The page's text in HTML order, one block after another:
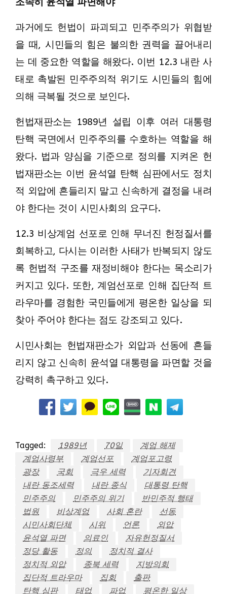
과거에도 헌법이 파괴되고 민주주의가 위협받
을 때, 시민들의 힘은 불의한 권력을 끌어내리
는 데 중요한 역할을 해왔다. 이번 12.3 내란 사
태로 촉발된 민주주의적 위기도 시민들의 힘에
의해 극복될 것으로 보인다.
헌법재판소는 1989년 설립 이후 여러 대통령
탄핵 국면에서 민주주의를 수호하는 역할을 해
왔다. 법과 양심을 기준으로 정의를 지켜온 헌
법재판소는 이번 윤석열 탄핵 심판에서도 정치
적 외압에 흔들리지 말고 신속하게 결정을 내려
야 한다는 것이 시민사회의 요구다.
12.3 비상계엄 선포로 인해 무너진 헌정질서를
회복하고, 다시는 이러한 사태가 반복되지 않도
록 헌법적 구조를 재정비해야 한다는 목소리가
커지고 있다. 또한, 계엄선포로 인해 집단적 트
라우마를 경험한 국민들에게 평온한 일상을 되
찾아 주어야 한다는 점도 강조되고 있다.
시민사회는 헌법재판소가 외압과 선동에 흔들
리지 않고 신속히 윤석열 대통령을 파면할 것을
강력히 촉구하고 있다.
Tagged: 1989년 70일
계엄 해제
계엄사령부
계엄선포
계엄포고령
광장
국회 극우 세력
기자회견
내란 동조세력
내란 종식
대통령 탄핵
민주주의
민주주의 위기
반민주적 행태
법원
비상계엄 사회 혼란
선동
시민사회단체
시위 언론
외압
윤석열 파면
의료인
자유헌정질서
정당 활동
정의
정치적 결사
정치적 외압
종북 세력
지방의회
집단적 트라우마
집회
출판
탄핵 심판
태업 파업
평온한 일상